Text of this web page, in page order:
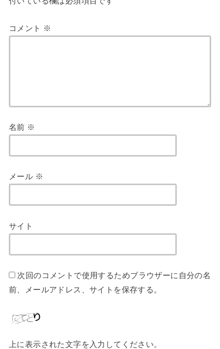
コメント ※
名前 ※
メール ※
サイト
次回のコメントで使用するためブラウザーに自分の名
前、メールアドレス、サイトを保存する。
上に表示された文字を入力してください。